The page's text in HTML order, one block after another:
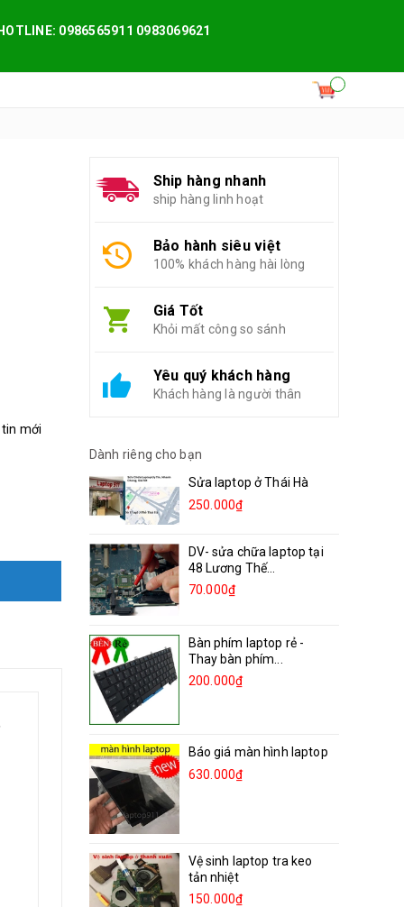
0986565911 0983069621
mới
Ship hàng nhanh
ship hàng linh hoạt
Bảo hành siêu việt
100% khách hàng hài lòng
Giá Tốt
Khỏi mất công so sánh
Yêu quý khách hàng
Khách hàng là người thân
Dành riêng cho bạn
Sửa laptop ở Thái Hà
250.000₫
DV- sửa chữa laptop tại
48 Lương Thế...
70.000₫
Bàn phím laptop rẻ -
Thay bàn phím...
200.000₫
Báo giá màn hình laptop
630.000₫
Vệ sinh laptop tra keo
tản nhiệt
150.000₫